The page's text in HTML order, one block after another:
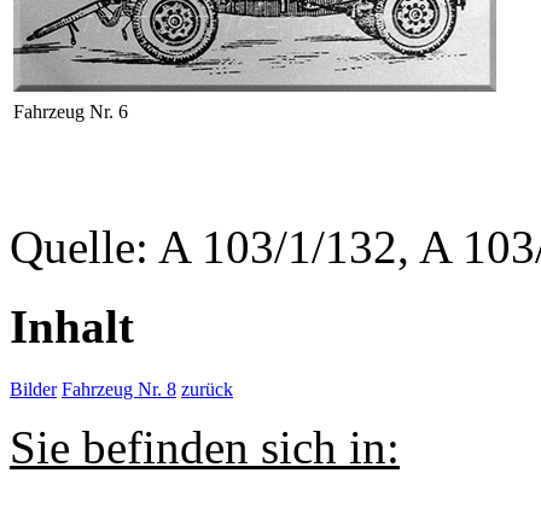
Fahrzeug Nr. 6
Quelle: A 103/1/132, A
Inhalt
Bilder Fahrzeug Nr. 8 zurück
Sie befinden sich in: